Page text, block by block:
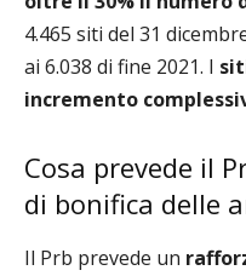
4.465 siti del 31
ai 6.038 di fine 2021. I
incremento
Cosa prevede il
di bonifica delle
Il Prb prevede un